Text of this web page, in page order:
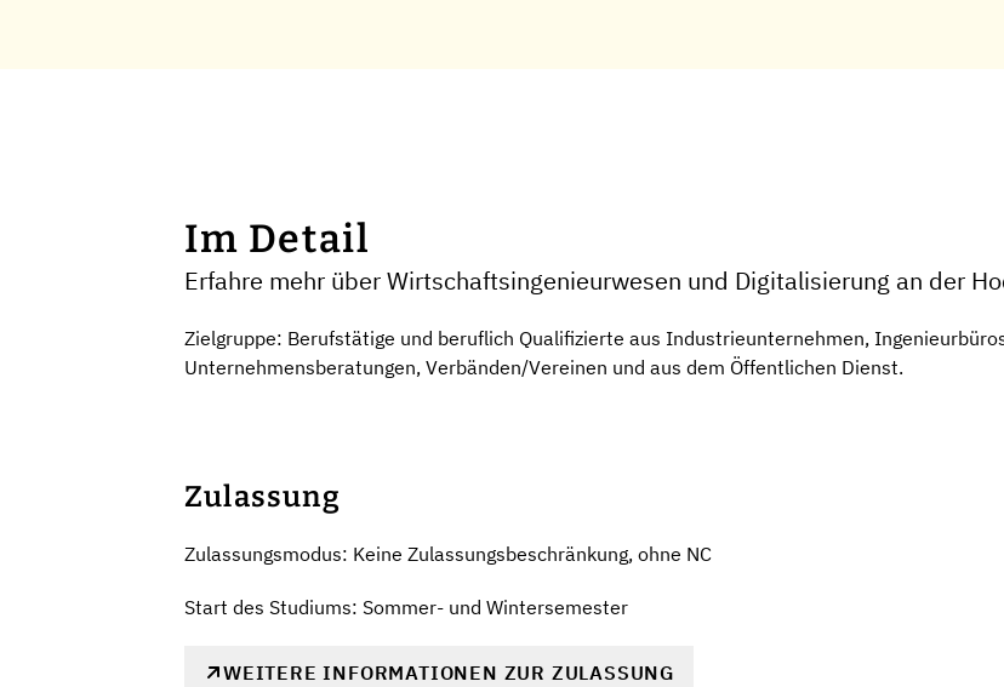
Im Detail
Erfahre mehr über Wirtschaftsingenieurwesen und Digitalisierung an der
Zielgruppe: Berufstätige und beruflich Qualifizierte aus Industrieunternehmen,
Unternehmensberatungen, Verbänden/Vereinen und aus dem Öffentlichen Dienst.
Zulassung
Zulassungsmodus: Keine Zulassungsbeschränkung, ohne NC
Start des Studiums: Sommer- und Wintersemester
WEITERE INFORMATIONEN ZUR ZULASSUNG